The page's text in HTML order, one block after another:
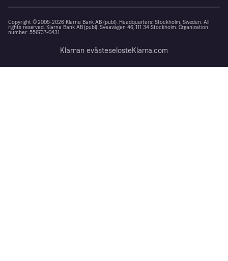
Copyright © 2005-2026 Klarna Bank AB (publ). Headquarters: Stockholm, Sweden. All
rights reserved. Klarna Bank AB (publ). Sveavägen 46, 111 34 Stockholm. Organization
number: 556737-0431
Klarnan evästeselosteKlarna.com